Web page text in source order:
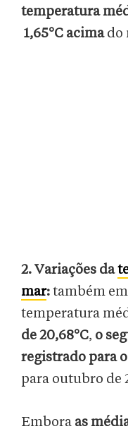
temperatura
1,65°C acimado
2. Variações da
mar:também
temperatura
de 20,68°C, o
registrado para
para outubro de
Embora as